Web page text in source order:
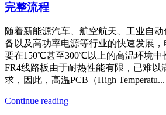
完整流程
随着新能源汽车、航空航天、工业自
备以及高功率电源等行业的快速发展
要在150℃甚至300℃以上的高温环境中
FR4线路板由于耐热性能有限，已难以
求，因此，高温PCB（High Temperatu...
Continue reading